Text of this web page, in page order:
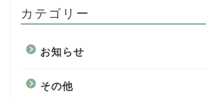
カテゴリー
お知らせ
その他